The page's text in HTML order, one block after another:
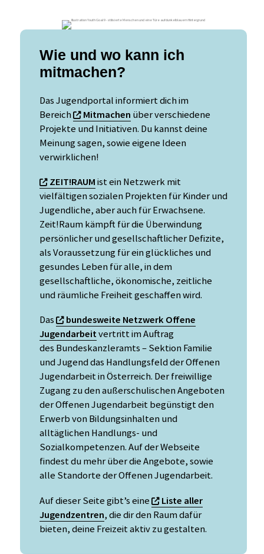
Wie und wo kann ich
mitmachen?
Das Jugendportal informiert dich im
Bereich
Mitmachen über verschiedene
Projekte und Initiativen. Du kannst deine
Meinung sagen, sowie eigene Ideen
verwirklichen!
ZEIT!RAUMist ein Netzwerk mit
vielfältigen sozialen Projekten für Kinder und
Jugendliche, aber auch für Erwachsene.
Zeit!Raum kämpft für die Überwindung
persönlicher und gesellschaftlicher Defizite,
als Voraussetzung für ein glückliches und
gesundes Leben für alle, in dem
gesellschaftliche, ökonomische, zeitliche
und räumliche Freiheit geschaffen wird.
Das
bundesweite Netzwerk Offene
Jugendarbeitvertritt im Auftrag
des Bundeskanzleramts – Sektion Familie
und Jugend das Handlungsfeld der Offenen
Jugendarbeit in Österreich. Der freiwillige
Zugang zu den außerschulischen Angeboten
der Offenen Jugendarbeit begünstigt den
Erwerb von Bildungsinhalten und
alltäglichen Handlungs-­ und
Sozialkompetenzen. Auf der Webseite
findest du mehr über die Angebote, sowie
alle Standorte der Offenen Jugendarbeit.
Auf dieser Seite gibt’s eine
Liste aller
Jugendzentren, die dir den Raum dafür
bieten, deine Freizeit aktiv zu gestalten.